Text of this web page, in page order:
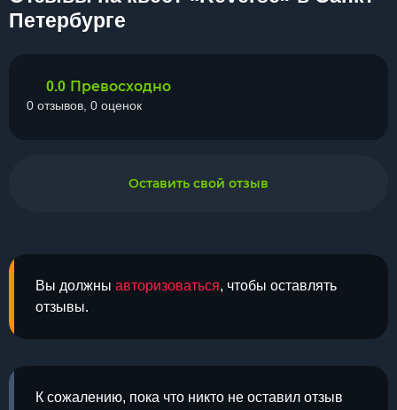
Петербурге
Вы должны авторизоваться, чтобы оставлять
отзывы.
К сожалению, пока что никто не оставил отзыв
0.0 Превосходно
0 отзывов, 0 оценок
Оставить свой отзыв